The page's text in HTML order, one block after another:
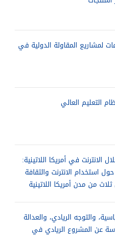
لمشاريع المقاولة الدولية في
التعليم العالي
الانترنت في أمريكا اللاتينية:
استخدام الانترنت والثقافة
من مدن أمريكا اللاتينية
والتوجه الريادي، والعدالة
عن المشروع الريادي في